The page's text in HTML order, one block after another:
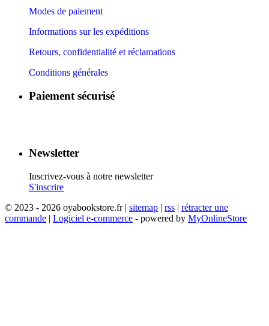
Modes de paiement
Informations sur les expéditions
Retours, confidentialité et réclamations
Conditions générales
Paiement sécurisé
Newsletter
Inscrivez-vous à notre newsletter
S'inscrire
© 2023 - 2026 oyabookstore.fr | sitemap | rss | rétracter une
commande | Logiciel e-commerce - powered by MyOnlineStore